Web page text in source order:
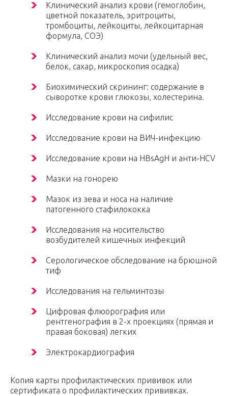
Клинический анализ крови (гемоглобин,
цветной показатель, эритроциты,
тромбоциты, лейкоциты, лейкоцитарная
формула, СОЭ)
Клинический анализ мочи (удельный вес,
белок, сахар, микроскопия осадка)
Биохимический скрининг: содержание в
сыворотке крови глюкозы, холестерина.
Исследование крови на сифилис
Исследование крови на ВИЧ-инфекцию
Исследование крови на HBsAgH и анти-HCV
Мазки на гонорею
Мазок из зева и носа на наличие
патогенного стафилококка
Исследования на носительство
возбудителей кишечных инфекций
Серологическое обследование на брюшной
тиф
Исследования на гельминтозы
Цифровая флюорография или
рентгенография в 2-х проекциях (прямая и
правая боковая) легких
Электрокардиография
Копия карты профилактических прививок или
сертификата о профилактических прививках.